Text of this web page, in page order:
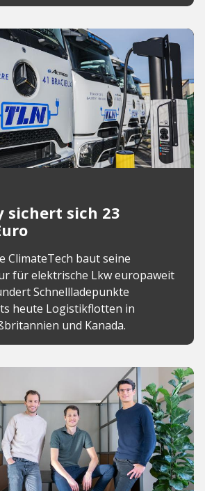
sichert sich 23
ClimateTech baut seine
für elektrische Lkw europaweit
Schnellladepunkte
heute Logistikflotten in
und Kanada.